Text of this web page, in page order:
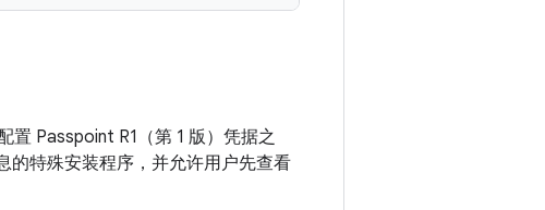
置 Passpoint R1（第 1 版）凭据之
的特殊安装程序，并允许用户先查看